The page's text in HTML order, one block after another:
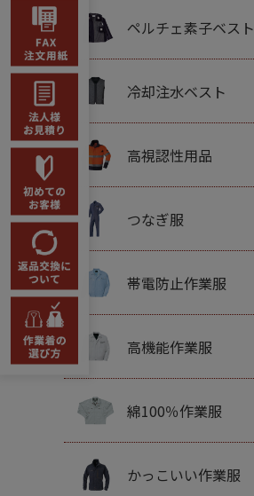
ペルチェ素子ベスト
冷却注水ベスト
高視認性用品
つなぎ服
帯電防止作業服
高機能作業服
綿100％作業服
かっこいい作業服